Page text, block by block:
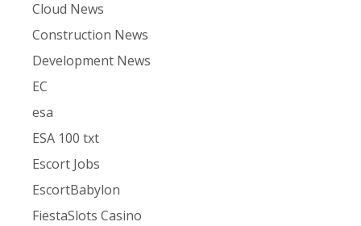
Cloud News
Construction News
Development News
EC
esa
ESA 100 txt
Escort Jobs
EscortBabylon
FiestaSlots Casino